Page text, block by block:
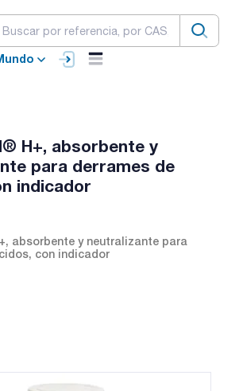
H+, absorbente y
para derrames de
indicador
absorbente y neutralizante para
con indicador